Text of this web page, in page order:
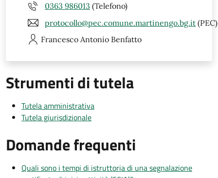
0363 986013 (Telefono)
protocollo@pec.comune.martinengo.bg.it (PEC)
Francesco Antonio Benfatto
Strumenti di tutela
Tutela amministrativa
Tutela giurisdizionale
Domande frequenti
Quali sono i tempi di istruttoria di una segnalazione